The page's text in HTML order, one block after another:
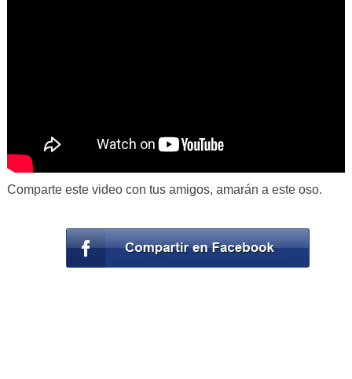
Comparte este video con tus amigos, amarán a este oso.